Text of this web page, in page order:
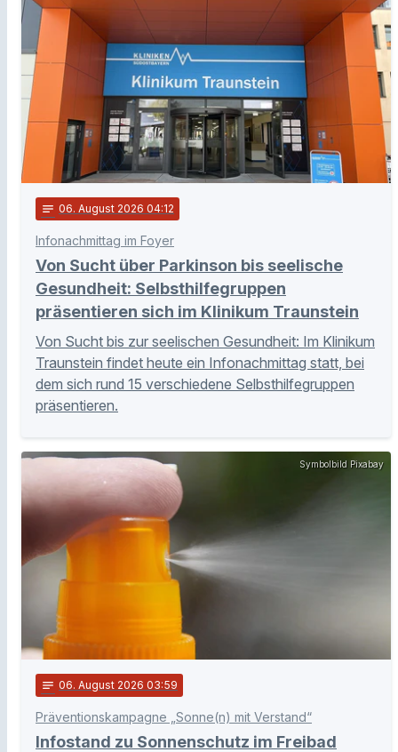
notes 06. August 2026 04:12
Infonachmittag im Foyer
Von Sucht über Parkinson bis seelische
Gesundheit: Selbsthilfegruppen
präsentieren sich im Klinikum Traunstein
Von Sucht bis zur seelischen Gesundheit: Im Klinikum
Traunstein findet heute ein Infonachmittag statt, bei
dem sich rund 15 verschiedene Selbsthilfegruppen
präsentieren.
Symbolbild Pixabay
notes 06. August 2026 03:59
Präventionskampagne „Sonne(n) mit Verstand“
Infostand zu Sonnenschutz im Freibad